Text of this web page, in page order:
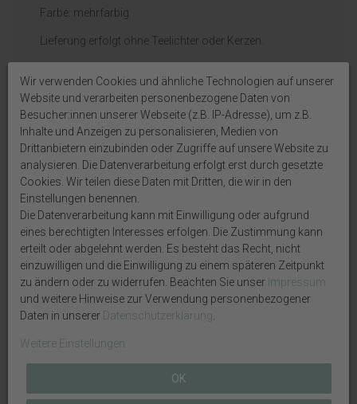
Farbe: mehrfarbig
Lieferung erfolgt ohne Teelichter oder Kerzen.
Bitte schreiben Sie bei personalisierten Artikeln die
gewünschte Beschriftung per Nachricht oder in die
vorgesehenen Kästchen; falls keine Personalisierung
gewünscht ist, geben Sie bitte "ohne Personalisierung"
ein.
Manchmal kann ein Artikel ohne Personalisierung nicht
versendet werden, dann müssen wir leider nach 12
Stunden ohne Angabe stornieren.
Personalisierte Artikel sind vom Umtausch
ausgeschlossen!
Auf Produktbildern abgebildetes Zubehör sowie
Dekoartikel gehören nicht zum Lieferumfang, sofern
Wir verwenden Cookies und ähnliche Technologien auf unserer
Website und verarbeiten personenbezogene Daten von
Besucher:innen unserer Webseite (z.B. IP-Adresse), um z.B.
Inhalte und Anzeigen zu personalisieren, Medien von
Drittanbietern einzubinden oder Zugriffe auf unsere Website zu
analysieren. Die Datenverarbeitung erfolgt erst durch gesetzte
Cookies. Wir teilen diese Daten mit Dritten, die wir in den
Einstellungen benennen.
Die Datenverarbeitung kann mit Einwilligung oder aufgrund
eines berechtigten Interesses erfolgen. Die Zustimmung kann
erteilt oder abgelehnt werden. Es besteht das Recht, nicht
einzuwilligen und die Einwilligung zu einem späteren Zeitpunkt
zu ändern oder zu widerrufen. Beachten Sie unser Impressum
und weitere Hinweise zur Verwendung personenbezogener
Daten in unserer Daten­schutz­erklärung
Weitere Einstellungen
OK